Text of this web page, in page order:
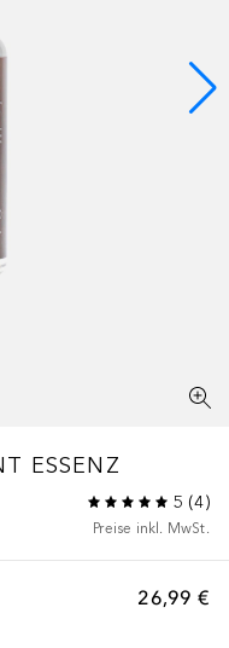
ESSENZ
5 (4)
Preise inkl. MwSt.
26,99 €